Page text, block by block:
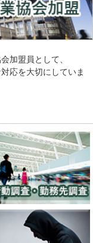
加盟員として、
応を大切にしていま